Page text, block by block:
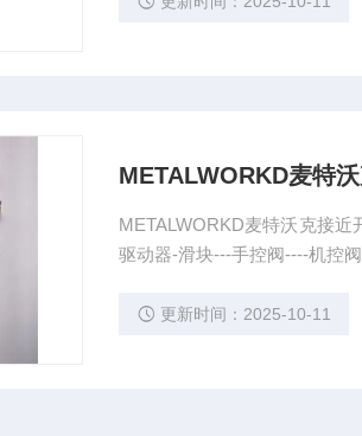
METALWORKD麦特
METALWORKD麦特沃克接
驱动器-滑块---手控阀----机控
更新时间：2025-10-11